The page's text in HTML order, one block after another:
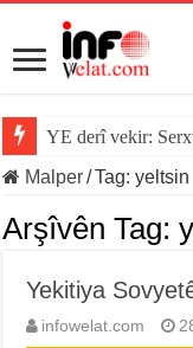
YE derî vekir:
Malper/Tag:yeltsin
Arşîvên Tag:
Yekitiya
infowelat.com